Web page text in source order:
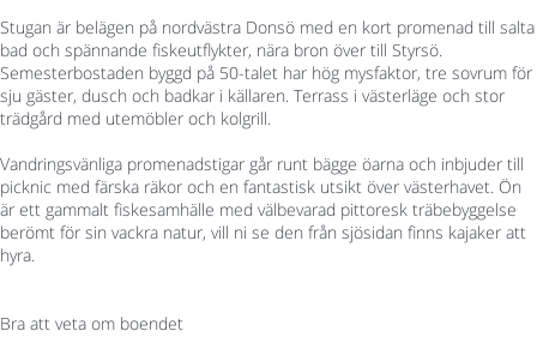
Stugan är belägen på nordvästra Donsö med en kort promenad till salta
bad och spännande fiskeutflykter, nära bron över till Styrsö.
Semesterbostaden byggd på 50-talet har hög mysfaktor, tre sovrum för
sju gäster, dusch och badkar i källaren. Terrass i västerläge och stor
trädgård med utemöbler och kolgrill.
Vandringsvänliga promenadstigar går runt bägge öarna och inbjuder till
picknic med färska räkor och en fantastisk utsikt över västerhavet. Ön
är ett gammalt fiskesamhälle med välbevarad pittoresk träbebyggelse
berömt för sin vackra natur, vill ni se den från sjösidan finns kajaker att
hyra.
Bra att veta om boendet